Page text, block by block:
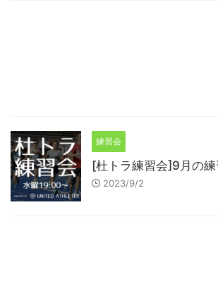
練習会
[杜トラ練習会]9月の
2023/9/2